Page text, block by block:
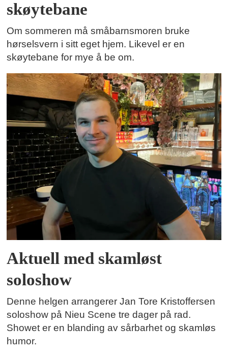
skøytebane
Om sommeren må småbarnsmoren bruke
hørselsvern i sitt eget hjem. Likevel er en
skøytebane for mye å be om.
Aktuell med skamløst
soloshow
Denne helgen arrangerer Jan Tore Kristoffersen
soloshow på Nieu Scene tre dager på rad.
Showet er en blanding av sårbarhet og skamløs
humor.